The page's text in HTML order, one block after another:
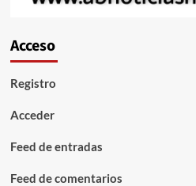
Acceso
Registro
Acceder
Feed de entradas
Feed de comentarios